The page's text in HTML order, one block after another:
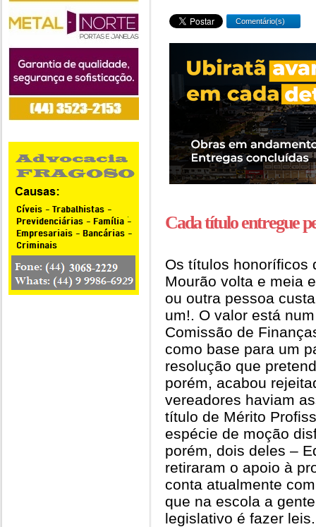
Comentário(s)
Cada título entregue
Os títulos honoríficos
Mourão volta e meia
ou outra pessoa
um!. O valor está
Comissão de
como base para um
resolução que
porém, acabou
vereadores haviam
título de Mérito
espécie de moção
porém, dois deles –
retiraram o apoio à
conta atualmente
que na escola a
legislativo é fazer